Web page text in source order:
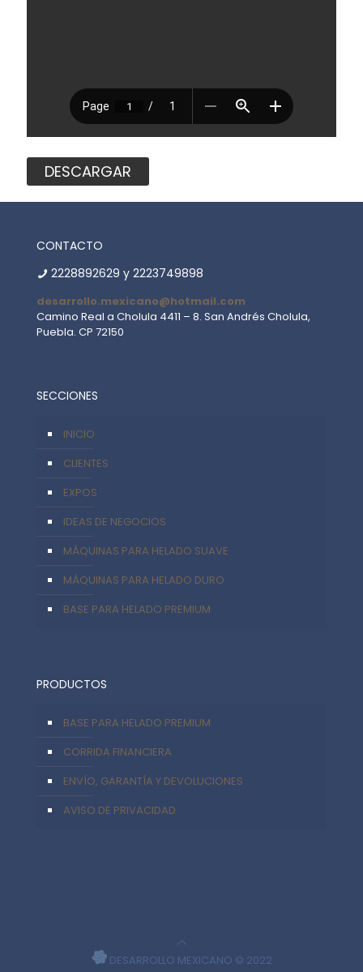
DESCARGAR
CONTACTO
2228892629 y 2223749898
desarrollo.mexicano@hotmail.com
Camino Real a Cholula 4411 – 8. San Andrés Cholula,
Puebla. CP 72150
SECCIONES
INICIO
CLIENTES
EXPOS
IDEAS DE NEGOCIOS
MÁQUINAS PARA HELADO SUAVE
MÁQUINAS PARA HELADO DURO
BASE PARA HELADO PREMIUM
PRODUCTOS
BASE PARA HELADO PREMIUM
CORRIDA FINANCIERA
ENVÍO, GARANTÍA Y DEVOLUCIONES
AVISO DE PRIVACIDAD
DESARROLLO MEXICANO © 2022